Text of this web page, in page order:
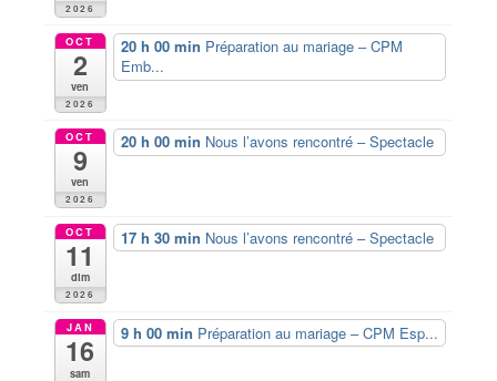
2026
OCT
2
ven
2026
20 h 00 min Préparation au mariage – CPM
Emb...
OCT
9
ven
2026
20 h 00 min Nous l’avons rencontré – Spectacle
OCT
11
dim
2026
17 h 30 min Nous l’avons rencontré – Spectacle
JAN
16
sam
9 h 00 min Préparation au mariage – CPM Esp...